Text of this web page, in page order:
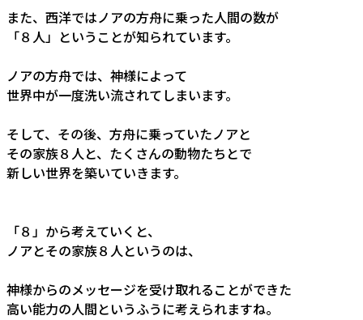
また、西洋ではノアの方舟に乗った人間の数が
「８人」ということが知られています。
ノアの方舟では、神様によって
世界中が一度洗い流されてしまいます。
そして、その後、方舟に乗っていたノアと
その家族８人と、たくさんの動物たちとで
新しい世界を築いていきます。
「８」から考えていくと、
ノアとその家族８人というのは、
神様からのメッセージを受け取れることができた
高い能力の人間というふうに考えられますね。